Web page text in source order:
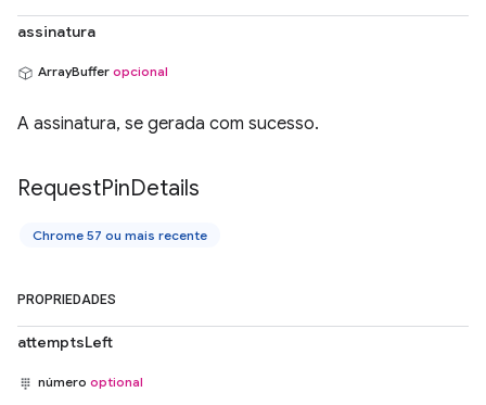
assinatura
ArrayBuffer opcional
A assinatura, se gerada com sucesso.
RequestPinDetails
Chrome 57 ou mais recente
PROPRIEDADES
attemptsLeft
número optional